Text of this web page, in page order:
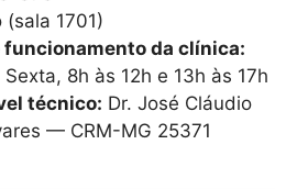
(sala 1701)
funcionamento da clínica:
8h às 12h e 13h às 17h
técnico: Dr. José Cláudio
— CRM-MG 25371